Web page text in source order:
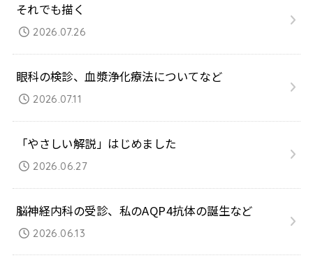
それでも描く
2026.07.26
眼科の検診、血漿浄化療法についてなど
2026.07.11
「やさしい解説」はじめました
2026.06.27
脳神経内科の受診、私のAQP4抗体の誕生など
2026.06.13